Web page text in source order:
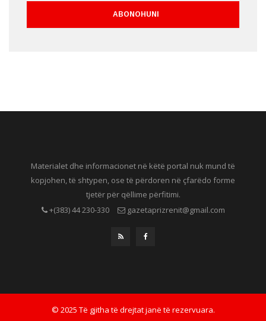
Materialet dhe informacionet në këtë portal nuk mund të
kopjohen, të shtypen, ose të përdoren në çfarëdo forme
tjetër për qëllime përfitimi.
+(383) 44 230-330
gazetaprizrenit@gmail.com
© 2025 Të gjitha të drejtat janë të rezervuara.